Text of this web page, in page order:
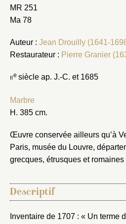
MR 251
Ma 78
Auteur : Jean Drouilly (1641-
Restaurateur : Pierre Granier
iie siècle ap. J.-C. et 1685
Marbre
H. 385 cm.
Œuvre conservée ailleurs qu’à
Paris, musée du Louvre,
grecques, étrusques et romaines
Descriptif
Inventaire de 1707 : « Un terme